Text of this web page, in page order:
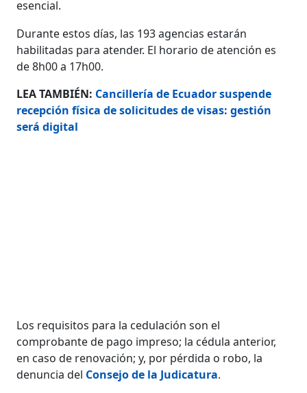
esencial.
Durante estos días, las 193 agencias estarán
habilitadas para atender. El horario de atención es
de 8h00 a 17h00.
LEA TAMBIÉN: Cancillería de Ecuador suspende
recepción física de solicitudes de visas: gestión
será digital
Los requisitos para la cedulación son el
comprobante de pago impreso; la cédula anterior,
en caso de renovación; y, por pérdida o robo, la
denuncia del Consejo de la Judicatura.